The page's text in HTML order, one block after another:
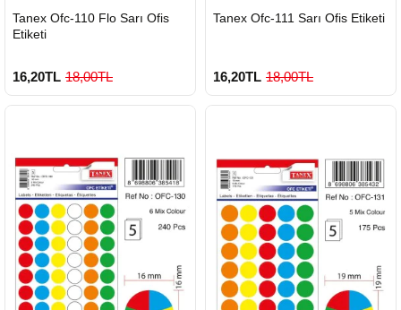
GÖNDERİ
Tanex Ofc-110 Flo Sarı Ofis
Etiketi
16,20TL 18,00TL
GÖNDERİ
Tanex Ofc-111 Sarı Ofis Etiketi
16,20TL 18,00TL